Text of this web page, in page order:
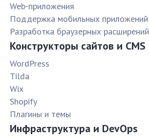
Web-приложения
Поддержка мобильных приложений
Разработка браузерных расширений
Конструкторы сайтов и CMS
WordPress
Tilda
Wix
Shopify
Плагины и темы
Инфраструктура и DevOps